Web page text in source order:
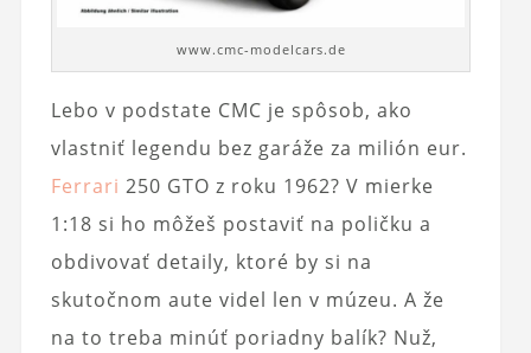
www.cmc-modelcars.de
Lebo v podstate CMC je spôsob, ako
vlastniť legendu bez garáže za milión eur.
Ferrari 250 GTO z roku 1962? V mierke
1:18 si ho môžeš postaviť na poličku a
obdivovať detaily, ktoré by si na
skutočnom aute videl len v múzeu. A že
na to treba minúť poriadny balík? Nuž,